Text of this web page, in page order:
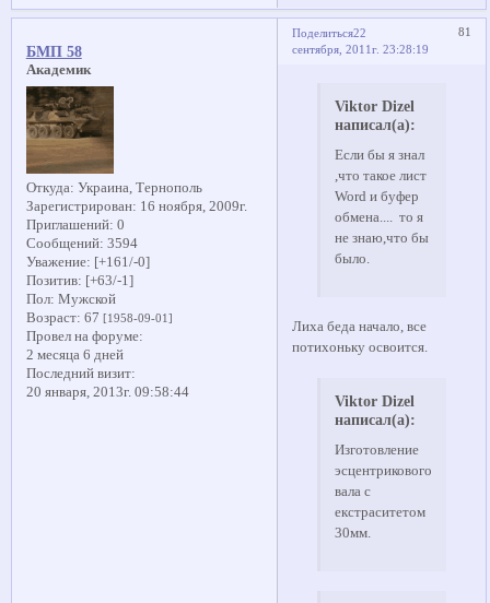
Поделиться 81
22
сентября, 2011г. 23:28:19
БМП 58
Академик
Откуда: Украина, Тернополь
Зарегистрирован: 16 ноября, 2009г.
Приглашений: 0
Сообщений: 3594
Уважение: [+161/-0]
Позитив: [+63/-1]
Пол: Мужской
Возраст: 67 [1958-09-01]
Провел на форуме:
2 месяца 6 дней
Последний визит:
20 января, 2013г. 09:58:44
Viktor Dizel
написал(а):
Если бы я знал
,что такое лист
Word и буфер
обмена.... то я
не знаю,что бы
было.
Лиха беда начало, все
потихоньку освоится.
Viktor Dizel
написал(а):
Изготовление
эсцентрикового
вала с
екстраситетом
30мм.